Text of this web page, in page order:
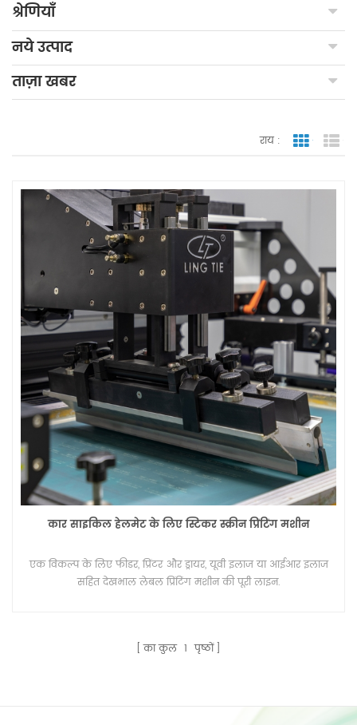
श्रेणियाँ
नये उत्पाद
ताज़ा खबर
राय : जाली
कार साइकिल हेलमेट के लिए स्टिकर स्क्रीन प्रिंटिंग मशीन
एक विकल्प के लिए फीडर, प्रिंटर और ड्रायर, यूवी इलाज या आईआर इलाज
सहित देखभाल लेबल प्रिंटिंग मशीन की पूरी लाइन.
का कुल 1 पृष्ठों